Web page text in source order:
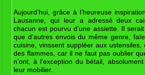
Aujourd’hui, grâce à l’heureuse
Lausanne, qui leur a adressé deux
chacun est pourvu d’une assiette. Il
que d’autres envois du même genre,
cuisine, vinssent suppléer aux
des flammes, car il ne faut pas oublier
n’ont, à l’exception du bétail,
leur mobilier.